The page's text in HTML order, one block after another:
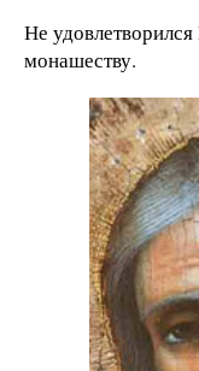
Не
монашеству.